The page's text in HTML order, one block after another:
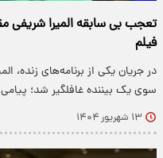
تعجب بی سابقه المیرا شریفی
فیلم
در جریان یکی از برنامه‌های زنده،
سوی یک بیننده غافلگیر شد؛
۱۳ شهریور ۱۴۰۴